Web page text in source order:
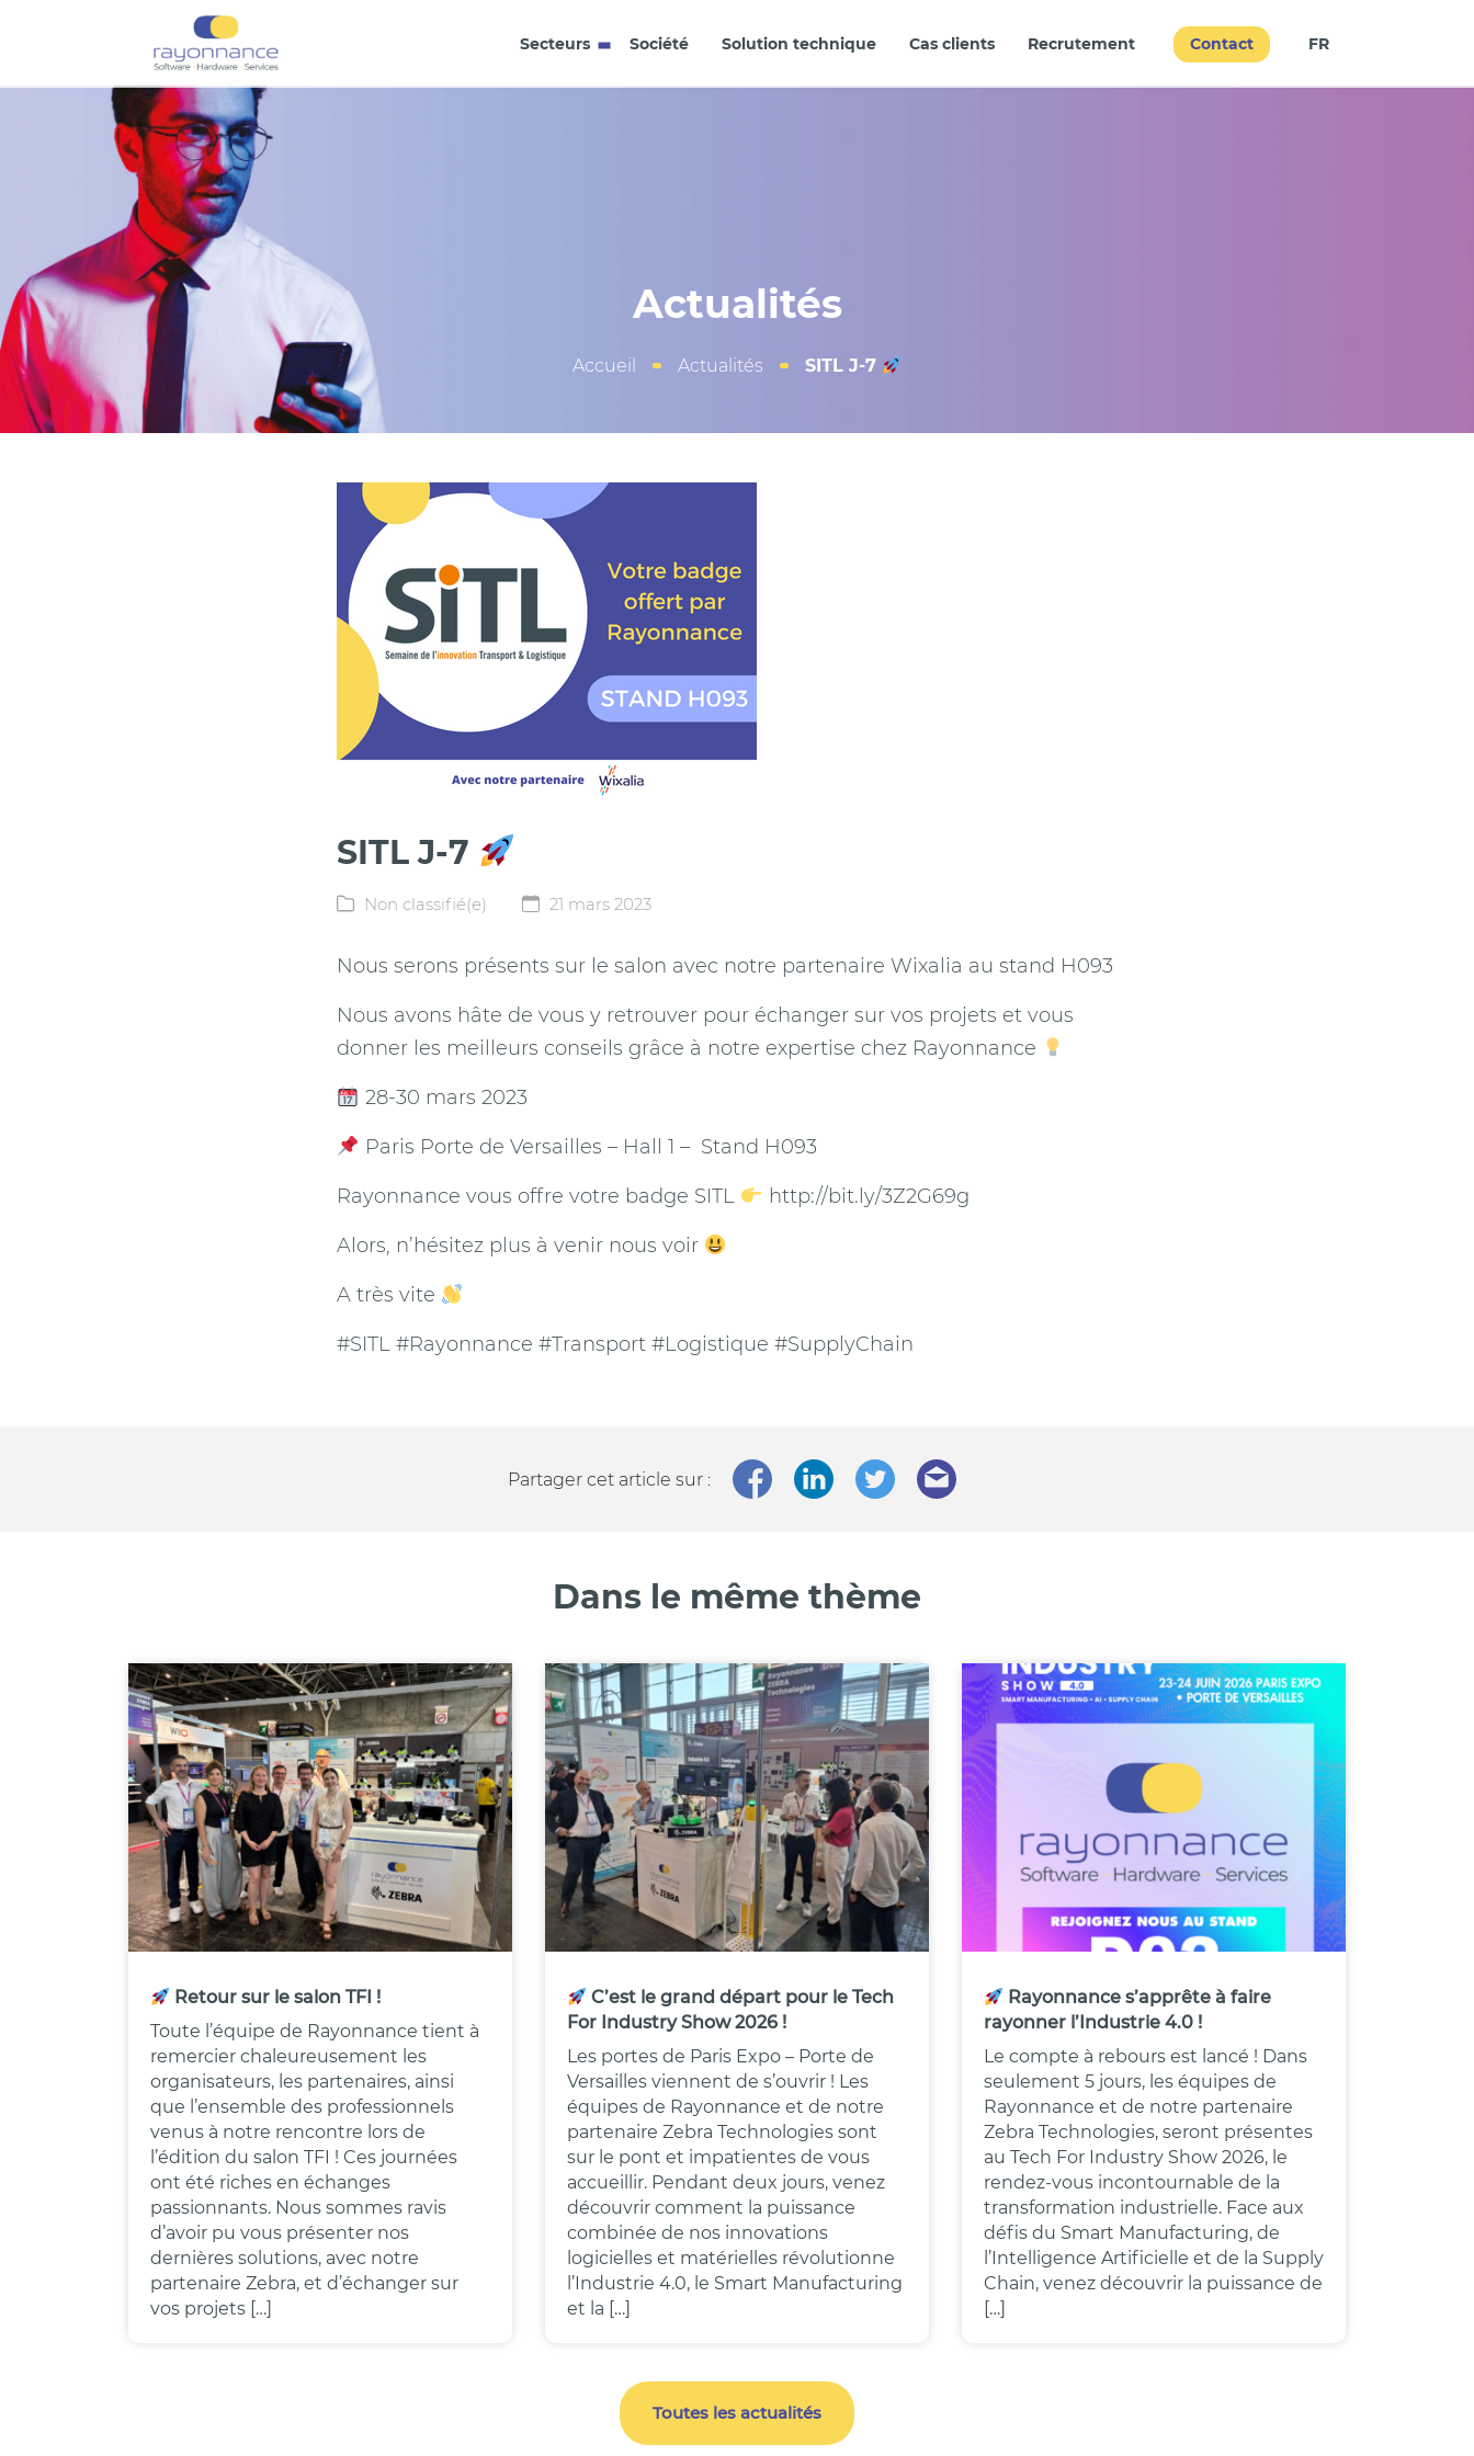
Secteurs Société Solution technique Cas clients Recrutement Contact FR
Actualités
Accueil Actualités SITL J-7
SITL J-7
Non classifié(e) 21 mars 2023
Nous serons présents sur le salon avec notre partenaire Wixalia au stand H093
Nous avons hâte de vous y retrouver pour échanger sur vos projets et vous
donner les meilleurs conseils grâce à notre expertise chez Rayonnance
28-30 mars 2023
Paris Porte de Versailles – Hall 1 – Stand H093
Rayonnance vous offre votre badge SITL http://bit.ly/3Z2G69g
Alors, n’hésitez plus à venir nous voir
A très vite
#SITL #Rayonnance #Transport #Logistique #SupplyChain
Partager cet article sur :
Dans le même thème
Retour sur le salon TFI !
Toute l’équipe de Rayonnance tient à
remercier chaleureusement les
organisateurs, les partenaires, ainsi
que l’ensemble des professionnels
venus à notre rencontre lors de
l’édition du salon TFI ! Ces journées
ont été riches en échanges
passionnants. Nous sommes ravis
d’avoir pu vous présenter nos
dernières solutions, avec notre
partenaire Zebra, et d’échanger sur
vos projets […]
C’est le grand départ pour le Tech
For Industry Show 2026 !
Les portes de Paris Expo – Porte de
Versailles viennent de s’ouvrir ! Les
équipes de Rayonnance et de notre
partenaire Zebra Technologies sont
sur le pont et impatientes de vous
accueillir. Pendant deux jours, venez
découvrir comment la puissance
combinée de nos innovations
logicielles et matérielles révolutionne
l’Industrie 4.0, le Smart Manufacturing
et la […]
Rayonnance s’apprête à faire
rayonner l’Industrie 4.0 !
Le compte à rebours est lancé ! Dans
seulement 5 jours, les équipes de
Rayonnance et de notre partenaire
Zebra Technologies, seront présentes
au Tech For Industry Show 2026, le
rendez-vous incontournable de la
transformation industrielle. Face aux
défis du Smart Manufacturing, de
l’Intelligence Artificielle et de la Supply
Chain, venez découvrir la puissance de
[…]
Toutes les actualités